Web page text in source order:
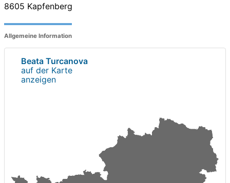
8605 Kapfenberg
Allgemeine Information
Beata Turcanova
auf der Karte
anzeigen